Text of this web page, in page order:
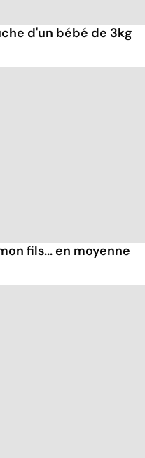
d'un bébé de 3kg
fils... en moyenne